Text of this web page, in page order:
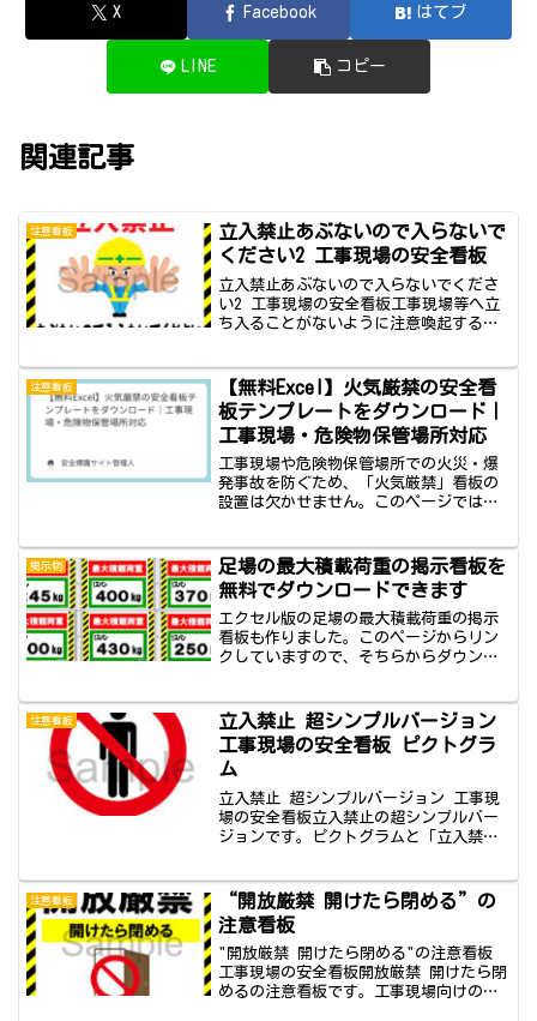
X Facebook はてブ
LINE コピー
関連記事
注意看板
立入禁止あぶないので入らないで
ください2 工事現場の安全看板
立入禁止あぶないので入らないでくださ
い2 工事現場の安全看板工事現場等へ立
ち入ることがないように注意喚起する工
っています。文字は「あぶないので入ら
ないでください」とし...
注意看板
【無料Excel】火気厳禁の安全看
板テンプレートをダウンロード｜
工事現場・危険物保管場所対応
工事現場や危険物保管場所での火災・爆
発事故を防ぐため、「火気厳禁」看板の
設置は欠かせません。このページでは、
ます。火気厳禁看板とは火気厳禁看板
は、燃焼・爆発の危険...
掲示物
足場の最大積載荷重の掲示看板を
無料でダウンロードできます
エクセル版の足場の最大積載荷重の掲示
看板も作りました。このページからリン
クしていますので、そちらからダウンロ
ンロードできます。最大500kgから150kg
までの看板を無料でダウンロードするこ
とができます。
注意看板
立入禁止 超シンプルバージョン
工事現場の安全看板 ピクトグラ
ム
立入禁止 超シンプルバージョン 工事現
場の安全看板立入禁止の超シンプルバー
ジョンです。ピクトグラムと「立入禁
えるタイプの看板かと。工事に限定され
ず、さまざまなところで使...
注意看板
“開放厳禁 開けたら閉める”の
注意看板
"開放厳禁 開けたら閉める"の注意看板
工事現場の安全看板開放厳禁 開けたら閉
めるの注意看板です。工事現場向けの看